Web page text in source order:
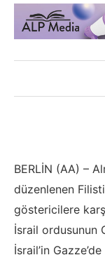
BERLİN (AA) –
düzenlenen
göstericilere
İsrail ordusunun
İsrail’in